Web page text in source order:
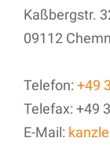
Kaßbergstr.
09112
Telefon: +49
Telefax: +49
E-Mail: